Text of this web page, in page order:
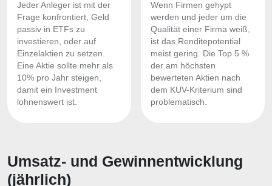
Jeder Anleger ist mit der
Frage konfrontiert, Geld
passiv in ETFs zu
investieren, oder auf
Einzelaktien zu setzen.
Eine Aktie sollte mehr als
10% pro Jahr steigen,
damit ein Investment
lohnenswert ist.
Wenn Firmen gehypt
werden und jeder um die
Qualität einer Firma weiß,
ist das Renditepotential
meist gering. Die Top 5 %
der am höchsten
bewerteten Aktien nach
dem KUV-Kriterium sind
problematisch.
Umsatz- und Gewinnentwicklung
(jährlich)